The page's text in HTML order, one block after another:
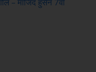
– माजिद हुसैन 7वाँ